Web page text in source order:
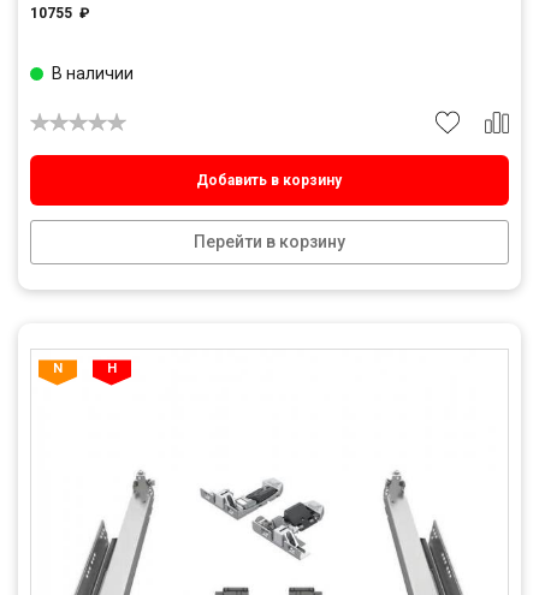
10755 ₽
Добавить в корзину
Перейти в корзину
В наличии